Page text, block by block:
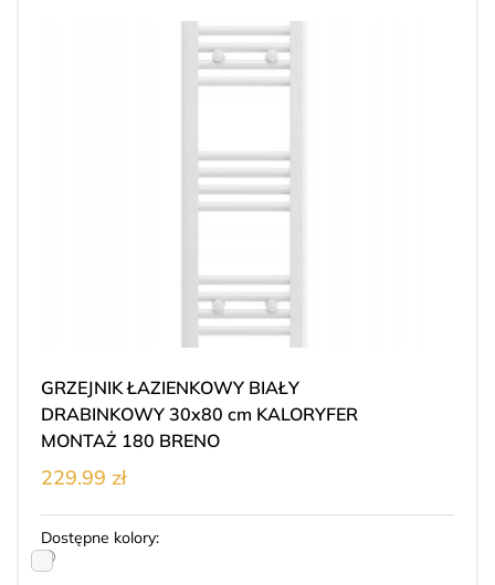
GRZEJNIK ŁAZIENKOWY BIAŁY
DRABINKOWY 30x80 cm KALORYFER
MONTAŻ 180 BRENO
229.99 zł
Dostępne kolory: